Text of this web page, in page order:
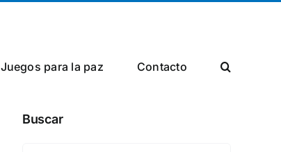
Juegos para la paz Сontacto
Buscar